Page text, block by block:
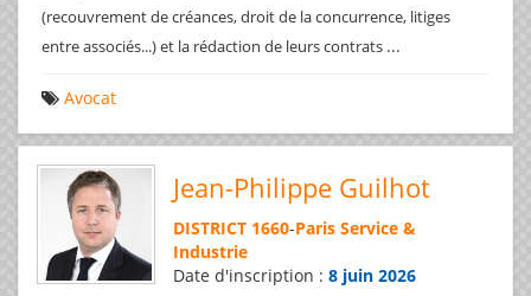
(recouvrement de créances, droit de la concurrence, litiges
entre associés...) et la rédaction de leurs contrats ...
Avocat
Jean-Philippe Guilhot
DISTRICT 1660-Paris Service &
Industrie
Date d'inscription : 8 juin 2026